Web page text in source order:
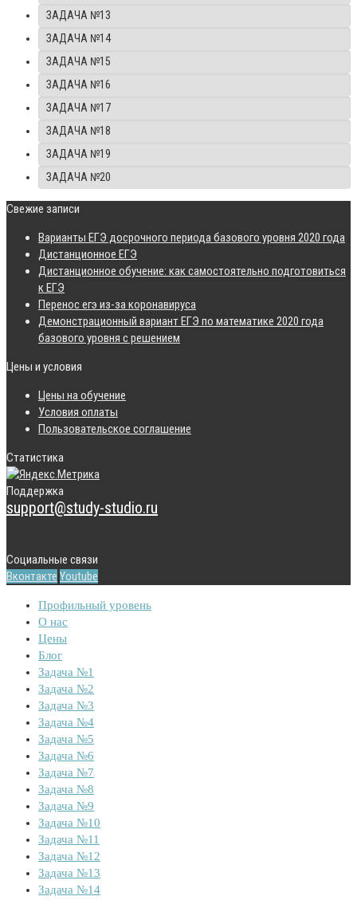
ЗАДАЧА №13
ЗАДАЧА №14
ЗАДАЧА №15
ЗАДАЧА №16
ЗАДАЧА №17
ЗАДАЧА №18
ЗАДАЧА №19
ЗАДАЧА №20
Свежие записи
Варианты ЕГЭ досрочного периода базового уровня 2020 года
Дистанционное ЕГЭ
Дистанционное обучение: как самостоятельно подготовиться
к ЕГЭ
Перенос егэ из-за коронавируса
Демонстрационный вариант ЕГЭ по математике 2020 года
базового уровня с решением
Цены и условия
Цены на обучение
Условия оплаты
Пользовательское соглашение
Статистика
Поддержка
support@study-studio.ru
Социальные связи
Вконтакте Youtube
Профильный уровень
О нас
Цены
Блог
Задача №1
Задача №2
Задача №3
Задача №4
Задача №5
Задача №6
Задача №7
Задача №8
Задача №9
Задача №10
Задача №11
Задача №12
Задача №13
Задача №14